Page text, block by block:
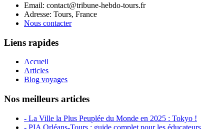
Email: contact@tribune-hebdo-tours.fr
Adresse: Tours, France
Nous contacter
Liens rapides
Accueil
Articles
Blog voyages
Nos meilleurs articles
- La Ville la Plus Peuplée du Monde en 2025 : Tokyo !
- PIA Orléans-Tours : guide complet pour les éducateurs